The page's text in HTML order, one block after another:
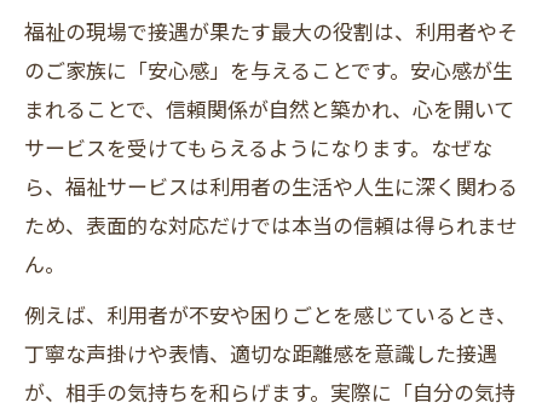
福祉の現場で接遇が果たす最大の役割は、利用者やそ
のご家族に「安心感」を与えることです。安心感が生
まれることで、信頼関係が自然と築かれ、心を開いて
サービスを受けてもらえるようになります。なぜな
ら、福祉サービスは利用者の生活や人生に深く関わる
ため、表面的な対応だけでは本当の信頼は得られませ
ん。
例えば、利用者が不安や困りごとを感じているとき、
丁寧な声掛けや表情、適切な距離感を意識した接遇
が、相手の気持ちを和らげます。実際に「自分の気持